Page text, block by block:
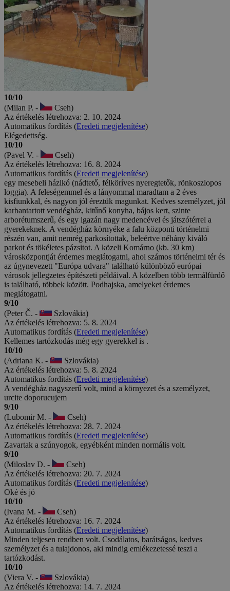
10/10
(Milan P. -
Cseh)
Az értékelés létrehozva: 2. 10. 2024
Automatikus fordítás (Eredeti megjelenítése)
Elégedettség.
10/10
(Pavel V. -
Cseh)
Az értékelés létrehozva: 16. 8. 2024
Automatikus fordítás (Eredeti megjelenítése)
egy mesebeli házikó (nádtető, félköríves nyeregtetők, rönkoszlopos
loggia). A feleségemmel és a lányommal maradtam a 2 éves
kisfiunkkal, és nagyon jól éreztük magunkat. Kedves személyzet, jól
karbantartott vendégház, kitűnő konyha, bájos kert, szinte
arborétumszerű, és egy igazán nagy medencével és játszótérrel a
gyerekeknek. A vendégház környéke a falu központi történelmi
részén van, amit nemrég parkosítottak, beleértve néhány kiváló
parkot és tökéletes pázsitot. A közeli Komárno (kb. 30 km)
városközpontját érdemes meglátogatni, ahol számos történelmi tér és
az úgynevezett "Európa udvara" található különböző európai
városok jellegzetes építészeti példáival. A közelben több termálfürdő
is található, többek között. Podhajska, amelyeket érdemes
meglátogatni.
9/10
(Peter Č. -
Szlovákia)
Az értékelés létrehozva: 5. 8. 2024
Automatikus fordítás (Eredeti megjelenítése)
Kellemes tartózkodás még egy gyerekkel is .
10/10
(Adriana K. -
Szlovákia)
Az értékelés létrehozva: 5. 8. 2024
Automatikus fordítás (Eredeti megjelenítése)
A vendégház nagyszerű volt, mind a környezet és a személyzet,
urcite doporucujem
9/10
(Lubomir M. -
Cseh)
Az értékelés létrehozva: 28. 7. 2024
Automatikus fordítás (Eredeti megjelenítése)
Zavartak a szúnyogok, egyébként minden normális volt.
9/10
(Miloslav D. -
Cseh)
Az értékelés létrehozva: 20. 7. 2024
Automatikus fordítás (Eredeti megjelenítése)
Oké és jó
10/10
(Ivana M. -
Cseh)
Az értékelés létrehozva: 16. 7. 2024
Automatikus fordítás (Eredeti megjelenítése)
Minden teljesen rendben volt. Csodálatos, barátságos, kedves
személyzet és a tulajdonos, aki mindig emlékezetessé teszi a
tartózkodást.
10/10
(Viera V. -
Szlovákia)
Az értékelés létrehozva: 14. 7. 2024